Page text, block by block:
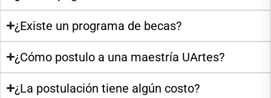
¿Existe un programa de becas?
¿Cómo postulo a una maestría UArtes?
¿La postulación tiene algún costo?